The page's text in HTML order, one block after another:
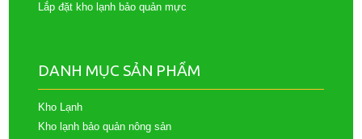
Lắp đặt kho lạnh bảo quản mực
DANH MỤC SẢN PHẨM
Kho Lạnh
Kho lạnh bảo quản nông sản